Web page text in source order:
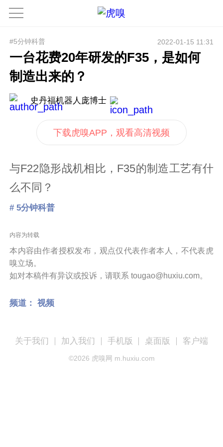
#5分钟科普 2022-01-15 11:31
一台花费20年研发的F35，是如何
制造出来的？
史丹福机器人庞博士
下载虎嗅APP，观看高清视频
与F22隐形战机相比，F35的制造工艺有什
么不同？
# 5分钟科普
内容为转载
本内容由作者授权发布，观点仅代表作者本人，不代表虎
嗅立场。
如对本稿件有异议或投诉，请联系 tougao@huxiu.com。
频道： 视频
关于我们 加入我们 手机版 桌面版 客户端
©2026 虎嗅网 m.huxiu.com